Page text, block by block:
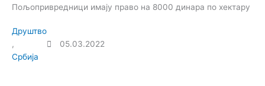
Пољопривредници имају право на 8000 динара по хектару
Друштво
,
Србија
05.03.2022